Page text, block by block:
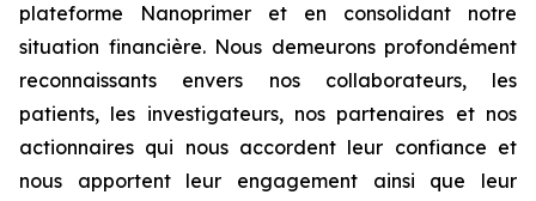
plateforme Nanoprimer et en consolidant notre
situation financière. Nous demeurons profondément
reconnaissants envers nos collaborateurs, les
patients, les investigateurs, nos partenaires et nos
actionnaires qui nous accordent leur confiance et
nous apportent leur engagement ainsi que leur